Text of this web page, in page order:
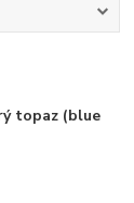
topaz (blue